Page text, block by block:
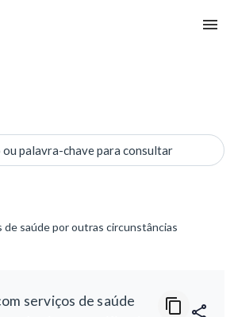
palavra-chave para consultar
saúde por outras circunstâncias
serviços de saúde